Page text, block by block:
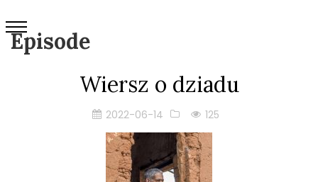
Episode
Wiersz o dziadu
2022-06-14 125